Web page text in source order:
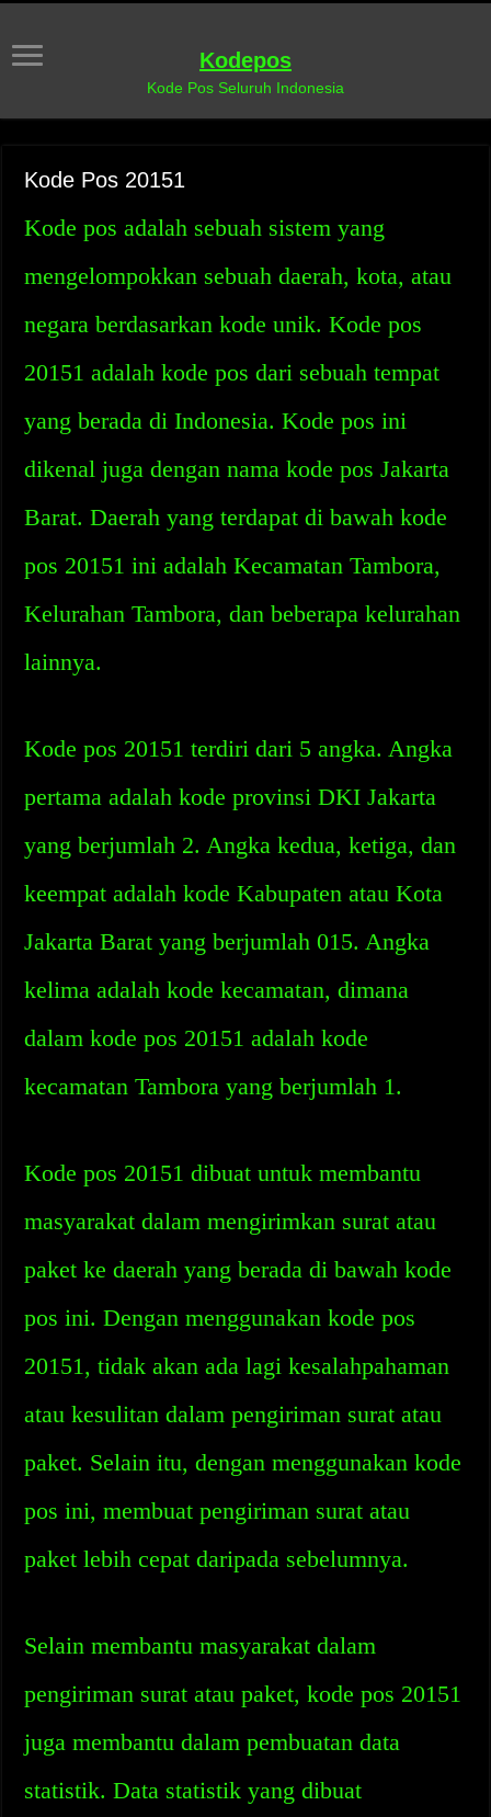
Kodepos
Kode Pos Seluruh Indonesia
Kode Pos 20151
Kode pos adalah sebuah sistem yang
mengelompokkan sebuah daerah, kota, atau
negara berdasarkan kode unik. Kode pos
20151 adalah kode pos dari sebuah tempat
yang berada di Indonesia. Kode pos ini
dikenal juga dengan nama kode pos Jakarta
Barat. Daerah yang terdapat di bawah kode
pos 20151 ini adalah Kecamatan Tambora,
Kelurahan Tambora, dan beberapa kelurahan
lainnya.
Kode pos 20151 terdiri dari 5 angka. Angka
pertama adalah kode provinsi DKI Jakarta
yang berjumlah 2. Angka kedua, ketiga, dan
keempat adalah kode Kabupaten atau Kota
Jakarta Barat yang berjumlah 015. Angka
kelima adalah kode kecamatan, dimana
dalam kode pos 20151 adalah kode
kecamatan Tambora yang berjumlah 1.
Kode pos 20151 dibuat untuk membantu
masyarakat dalam mengirimkan surat atau
paket ke daerah yang berada di bawah kode
pos ini. Dengan menggunakan kode pos
20151, tidak akan ada lagi kesalahpahaman
atau kesulitan dalam pengiriman surat atau
paket. Selain itu, dengan menggunakan kode
pos ini, membuat pengiriman surat atau
paket lebih cepat daripada sebelumnya.
Selain membantu masyarakat dalam
pengiriman surat atau paket, kode pos 20151
juga membantu dalam pembuatan data
statistik. Data statistik yang dibuat